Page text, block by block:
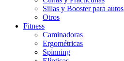
Sillas y Booster para autos
Otros
Fitness
Caminadoras
Ergométricas
Spinning